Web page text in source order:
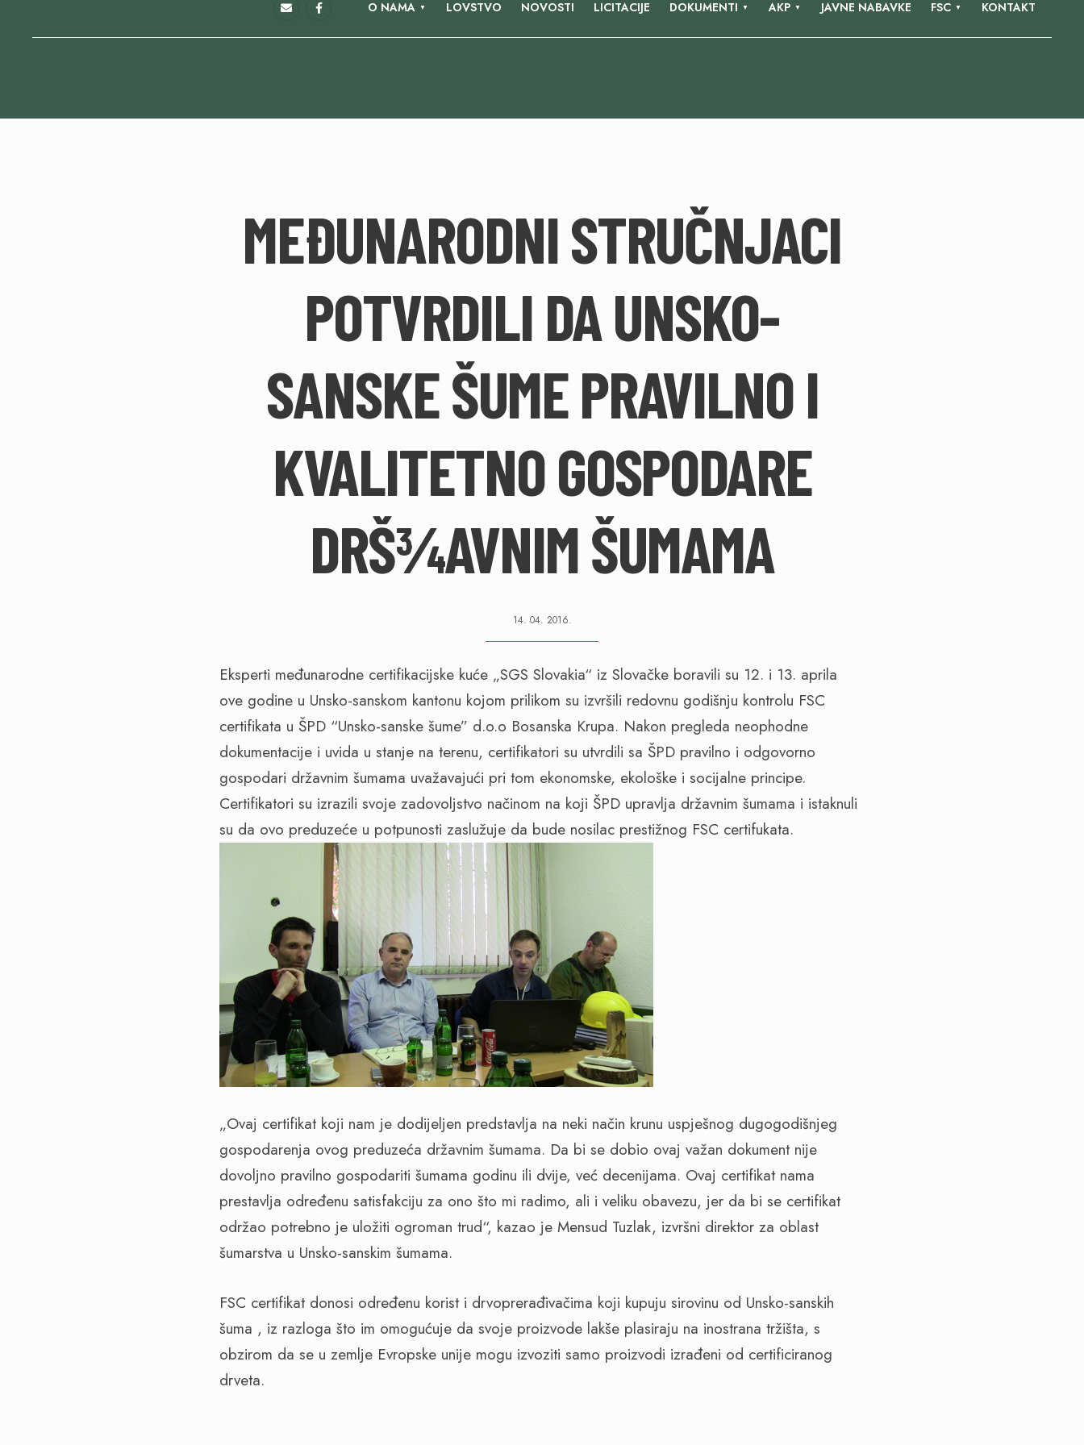
O NAMA LOVSTVO NOVOSTI LICITACIJE DOKUMENTI AKP JAVNE NABAVKE FSC KONTAKT
MEĐUNARODNI STRUČNJACI
POTVRDILI DA UNSKO-
SANSKE ŠUME PRAVILNO I
KVALITETNO GOSPODARE
DRŠ¾AVNIM ŠUMAMA
14. 04. 2016.
Eksperti međunarodne certifikacijske kuće „SGS Slovakia“ iz Slovačke boravili su 12. i 13. aprila
ove godine u Unsko-sanskom kantonu kojom prilikom su izvršili redovnu godišnju kontrolu FSC
certifikata u ŠPD “Unsko-sanske šume” d.o.o Bosanska Krupa. Nakon pregleda neophodne
dokumentacije i uvida u stanje na terenu, certifikatori su utvrdili sa ŠPD pravilno i odgovorno
gospodari državnim šumama uvažavajući pri tom ekonomske, ekološke i socijalne principe.
Certifikatori su izrazili svoje zadovoljstvo načinom na koji ŠPD upravlja državnim šumama i istaknuli
su da ovo preduzeće u potpunosti zaslužuje da bude nosilac prestižnog FSC certifukata.
„Ovaj certifikat koji nam je dodijeljen predstavlja na neki način krunu uspješnog dugogodišnjeg
gospodarenja ovog preduzeća državnim šumama. Da bi se dobio ovaj važan dokument nije
dovoljno pravilno gospodariti šumama godinu ili dvije, već decenijama. Ovaj certifikat nama
prestavlja određenu satisfakciju za ono što mi radimo, ali i veliku obavezu, jer da bi se certifikat
održao potrebno je uložiti ogroman trud“, kazao je Mensud Tuzlak, izvršni direktor za oblast
šumarstva u Unsko-sanskim šumama.
FSC certifikat donosi određenu korist i drvoprerađivačima koji kupuju sirovinu od Unsko-sanskih
šuma , iz razloga što im omogućuje da svoje proizvode lakše plasiraju na inostrana tržišta, s
obzirom da se u zemlje Evropske unije mogu izvoziti samo proizvodi izrađeni od certificiranog
drveta.